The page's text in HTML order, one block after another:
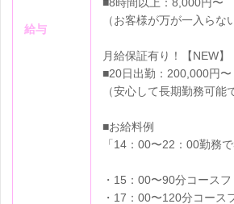
給与
■8時間以上：8,000円〜
（お客様が万が一入らな
月給保証有り！【NEW】
■20日出勤：200,000円〜
（安心して長期勤務可能
■お給料例
「14：00〜22：00勤務
・15：00〜90分コースフ
・17：00〜120分コース